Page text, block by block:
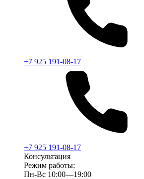
+7 925 191-08-17
+7 925 191-08-17
Консультация
Режим работы:
Пн-Вс 10:00—19:00